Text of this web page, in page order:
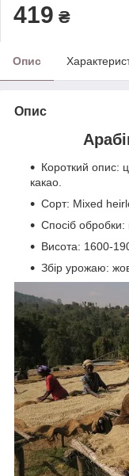
419 ₴
Опис
Опис
Короткий опис:
какао.
Сорт: Mixed
Спосіб
Висота: 1600-
Збір урожаю: